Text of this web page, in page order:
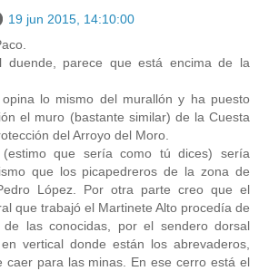
19 jun 2015, 14:10:00
duende, parece que está encima de la
opina lo mismo del murallón y ha puesto
el muro (bastante similar) de la Cuesta
del Arroyo del Moro.
que sería como tú dices) sería
que los picapedreros de la zona de
López. Por otra parte creo que el
que trabajó el Martinete Alto procedía de
las conocidas, por el sendero dorsal
vertical donde están los abrevaderos,
caer para las minas. En ese cerro está el